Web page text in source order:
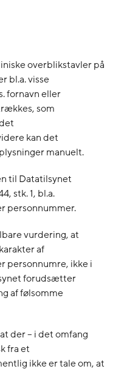
overblikstavler på
bl.a. visse
fornavn eller
som
kan det
manuelt.
til Datatilsynet
stk. 1, bl.a.
personnummer.
vurdering, at
af
personnumre, ikke i
forudsætter
af følsomme
der – i det omfang
fra et
ikke er tale om, at